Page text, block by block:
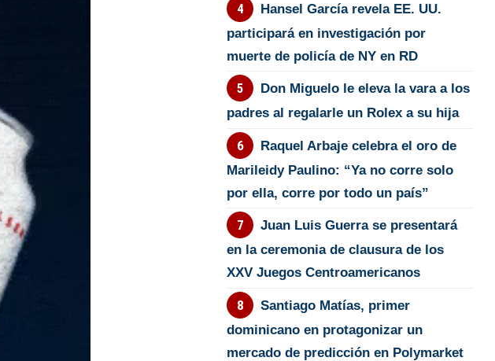
Hansel García revela EE. UU.
participará en investigación por
muerte de policía de NY en RD
Don Miguelo le eleva la vara a los
padres al regalarle un Rolex a su hija
Raquel Arbaje celebra el oro de
Marileidy Paulino: “Ya no corre solo
por ella, corre por todo un país”
Juan Luis Guerra se presentará
en la ceremonia de clausura de los
XXV Juegos Centroamericanos
Santiago Matías, primer
dominicano en protagonizar un
mercado de predicción en Polymarket